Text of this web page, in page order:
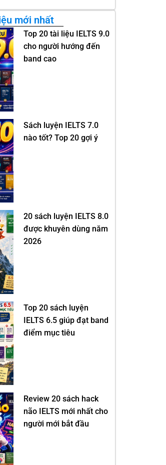
mới nhất
Top 20 tài liệu IELTS 9.0
cho người hướng đến
band cao
Sách luyện IELTS 7.0
nào tốt? Top 20 gợi ý
20 sách luyện IELTS 8.0
được khuyên dùng năm
2026
Top 20 sách luyện
IELTS 6.5 giúp đạt band
điểm mục tiêu
Review 20 sách hack
não IELTS mới nhất cho
người mới bắt đầu